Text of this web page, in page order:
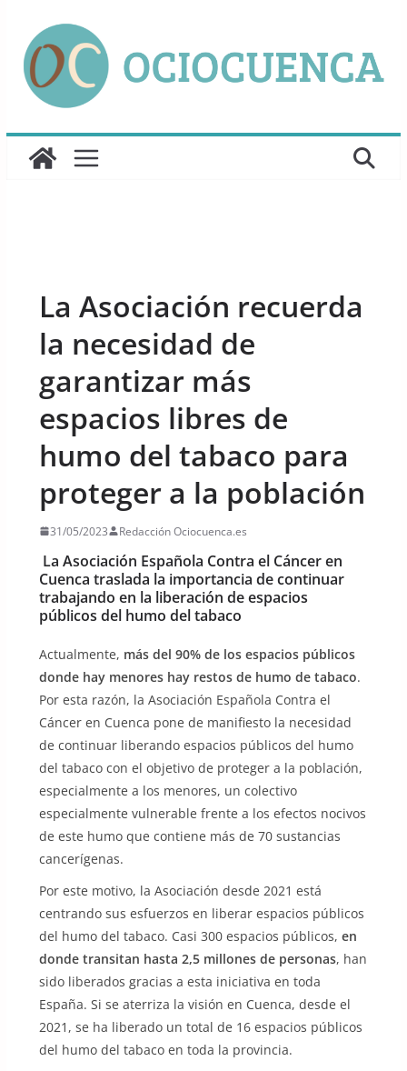
contenido
La Asociación recuerda
la necesidad de
garantizar más
espacios libres de
humo del tabaco para
proteger a la población
31/05/2023 Redacción Ociocuenca.es
La Asociación Española Contra el Cáncer en
Cuenca traslada la importancia de continuar
trabajando en la liberación de espacios
públicos del humo del tabaco
Actualmente, más del 90% de los espacios públicos
donde hay menores hay restos de humo de tabaco.
Por esta razón, la Asociación Española Contra el
Cáncer en Cuenca pone de manifiesto la necesidad
de continuar liberando espacios públicos del humo
del tabaco con el objetivo de proteger a la población,
especialmente a los menores, un colectivo
especialmente vulnerable frente a los efectos nocivos
de este humo que contiene más de 70 sustancias
cancerígenas.
Por este motivo, la Asociación desde 2021 está
centrando sus esfuerzos en liberar espacios públicos
del humo del tabaco. Casi 300 espacios públicos, en
donde transitan hasta 2,5 millones de personas, han
sido liberados gracias a esta iniciativa en toda
España. Si se aterriza la visión en Cuenca, desde el
2021, se ha liberado un total de 16 espacios públicos
del humo del tabaco en toda la provincia.